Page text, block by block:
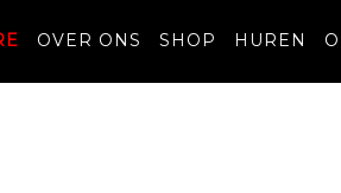
OVER ONS SHOP HUREN